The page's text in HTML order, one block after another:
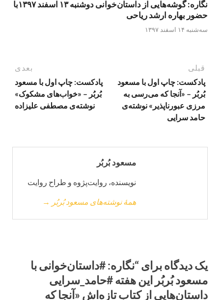
نگاره: گوشه‌هایی از داستان‌خوانی دوشنبه ۱۳ اسفند ۱۳۹۷با
حضور بهاره ارشد ریاحی
سه‌شنبه ۱۴ اسفند ۱۳۹۷
قبلی
پادکست: چاپ اول با مسعود
بُربُر – «آنجا که می‌رسی به
مرزی عبورناپذیر» نوشته‌ی
حامد سرایی
بعدی
پادکست: چاپ اول با مسعود
بُربُر – «خواب‌های مشکوک»
نوشته‌ی مصطفی علیزاده
مسعود بُربُر
نویسنده، روایت‌پژوه و طراح روایت
همهٔ نوشته‌های مسعود بُربُر →
یک دیدگاه برای “نگاره: #داستان‌خوانی با
مسعود بُربُر این هفته #حامد_سرایی
داستان‌هایی از کتاب تازه‌اش «آنجا که